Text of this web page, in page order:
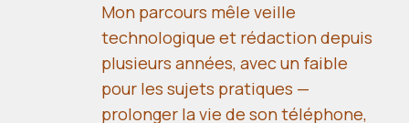
Mon parcours mêle veille
technologique et rédaction depuis
plusieurs années, avec un faible
pour les sujets pratiques —
prolonger la vie de son téléphone,